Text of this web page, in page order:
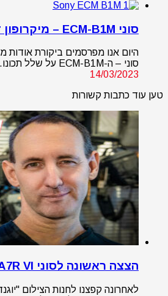
סוני ECM-B1M – מיקרופון דיגיטלי בביקורת
היום אנו מפרסמים ביקורת אודות
סוני – ה-ECM-B1M על שלל תכונו…
14/03/2023
טען עוד כתבות קשורות
הצצה ראשונה לסוני A7R VI
לאחרונה קפצנו לחנות הצילום